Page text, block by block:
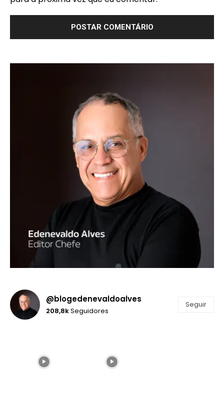
@blogedenevaldoalves
208,8kSeguidores
Seguir